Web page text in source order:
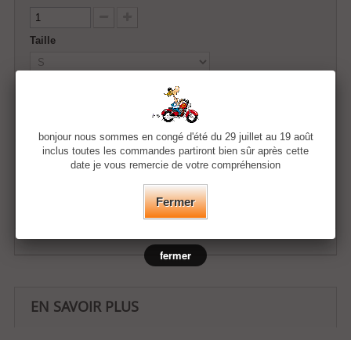
Taille
Ajouter au panier
Ajouter à ma liste d'envies
EN SAVOIR PLUS
bonjour nous sommes en congé d'été du 29 juillet au 19 août
inclus toutes les commandes partiront bien sûr après cette
date je vous remercie de votre compréhension
Fermer
fermer